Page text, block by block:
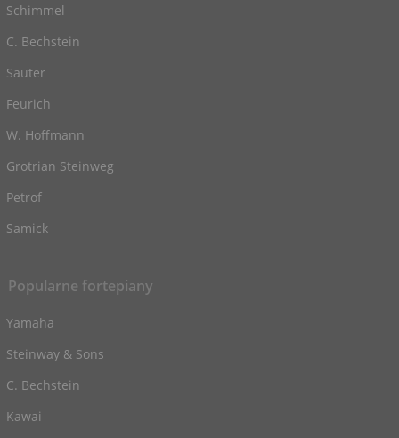
Schimmel
C. Bechstein
Sauter
Feurich
W. Hoffmann
Grotrian Steinweg
Petrof
Samick
Popularne fortepiany
Yamaha
Steinway & Sons
C. Bechstein
Kawai